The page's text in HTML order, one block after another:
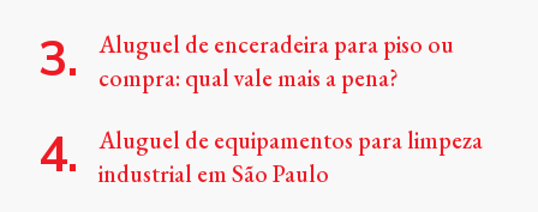
Aluguel de enceradeira para piso ou
compra: qual vale mais a pena?
Aluguel de equipamentos para limpeza
industrial em São Paulo